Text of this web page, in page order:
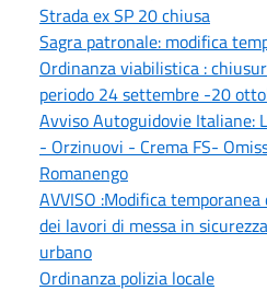
Strada ex SP 20 chiusa
Sagra patronale: modifica
Ordinanza viabilistica :
periodo 24 settembre -20
Avviso Autoguidovie Italiane:
- Orzinuovi - Crema FS-
Romanengo
AVVISO :Modifica
dei lavori di messa in
urbano
Ordinanza polizia locale